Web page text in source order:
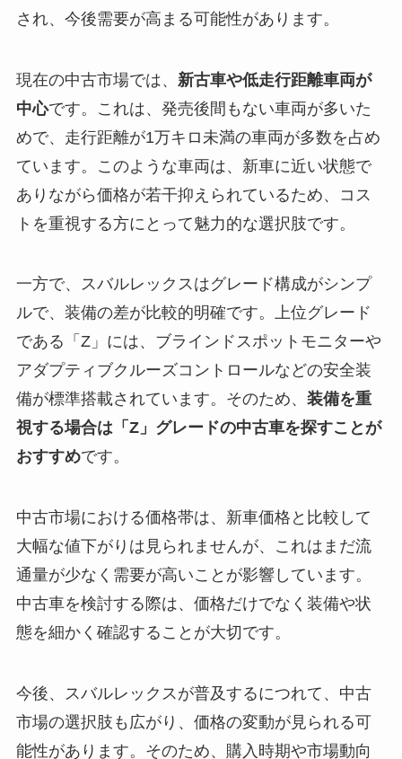
され、今後需要が高まる可能性があります。
現在の中古市場では、 新古車や低走行距離車両が
中心です。これは、発売後間もない車両が多いた
めで、走行距離が1万キロ未満の車両が多数を占め
ています。このような車両は、新車に近い状態で
ありながら価格が若干抑えられているため、コス
トを重視する方にとって魅力的な選択肢です。
一方で、スバルレックスはグレード構成がシンプ
ルで、装備の差が比較的明確です。上位グレード
である「Z」には、ブラインドスポットモニターや
アダプティブクルーズコントロールなどの安全装
備が標準搭載されています。そのため、 装備を重
視する場合は「Z」グレードの中古車を探すことが
おすすめです。
中古市場における価格帯は、新車価格と比較して
大幅な値下がりは見られませんが、これはまだ流
通量が少なく需要が高いことが影響しています。
中古車を検討する際は、価格だけでなく装備や状
態を細かく確認することが大切です。
今後、スバルレックスが普及するにつれて、中古
市場の選択肢も広がり、価格の変動が見られる可
能性があります。そのため、購入時期や市場動向